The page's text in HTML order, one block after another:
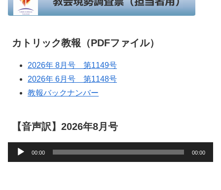
カトリック教報（PDFファイル）
2026年 8月号 第1149号
2026年 6月号 第1148号
教報バックナンバー
【音声訳】2026年8月号
声
00:00 00:00